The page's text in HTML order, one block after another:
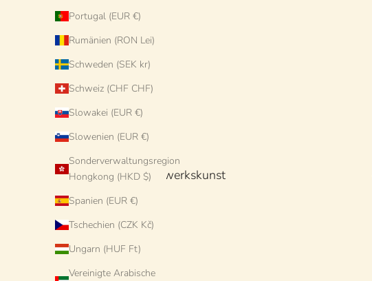
Portugal (EUR €)
Rumänien (RON Lei)
Schweden (SEK kr)
Schweiz (CHF CHF)
Slowakei (EUR €)
Slowenien (EUR €)
Sonderverwaltungsregion
Hongkong (HKD $)
Spanien (EUR €)
Tschechien (CZK Kč)
Ungarn (HUF Ft)
Vereinigte Arabische
Italienische Handwerkskunst